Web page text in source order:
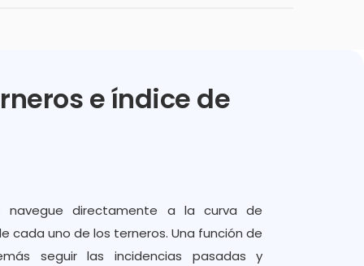
e índice de
navegue directamente a la curva de
cada uno de los terneros. Una función de
seguir las incidencias pasadas y